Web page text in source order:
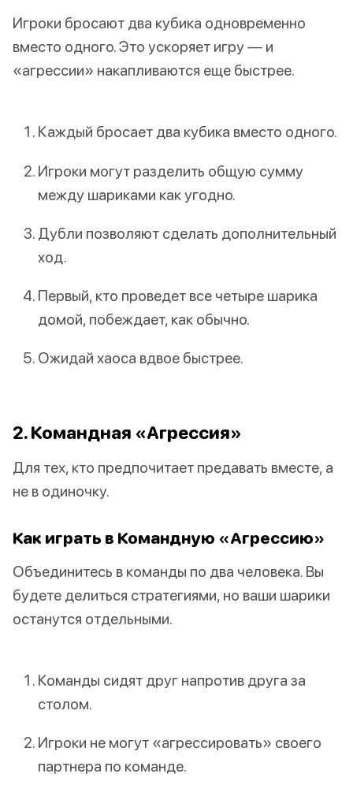
Игроки бросают два кубика одновременно
вместо одного. Это ускоряет игру — и
«агрессии» накапливаются еще быстрее.
Каждый бросает два кубика вместо одного.
Игроки могут разделить общую сумму
между шариками как угодно.
Дубли позволяют сделать дополнительный
ход.
Первый, кто проведет все четыре шарика
домой, побеждает, как обычно.
Ожидай хаоса вдвое быстрее.
2. Командная «Агрессия»
Для тех, кто предпочитает предавать вместе, а
не в одиночку.
Как играть в Командную «Агрессию»
Объединитесь в команды по два человека. Вы
будете делиться стратегиями, но ваши шарики
останутся отдельными.
Команды сидят друг напротив друга за
столом.
Игроки не могут «агрессировать» своего
партнера по команде.